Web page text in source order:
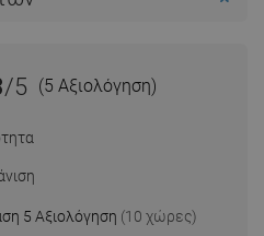
/5 (5 Αξιολόγηση)
5 Αξιολόγηση (10 χώρες)